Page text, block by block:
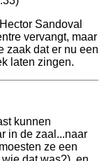
Sandoval
vervangt, maar
zaak dat er nu een
laten zingen.
kunnen
in de zaal...naar
ze een